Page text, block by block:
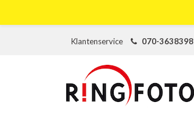
Klantenservice 070-3638398